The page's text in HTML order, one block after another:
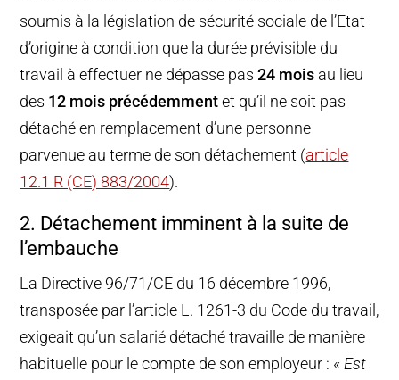
soumis à la législation de sécurité sociale de l’Etat
d’origine à condition que la durée prévisible du
travail à effectuer ne dépasse pas24 mois au lieu
des 12 mois précédemmentet qu’il ne soit pas
détaché en remplacement d’une personne
parvenue au terme de son détachement (article
12.1 R (CE) 883/2004).
2. Détachement imminent à la suite de
l’embauche
La Directive 96/71/CE du 16 décembre 1996,
transposée par l’article L. 1261-3 du Code du travail,
exigeait qu’un salarié détaché travaille de manière
habituelle pour le compte de son employeur : « Est